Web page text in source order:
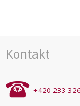
Kontakt
+420 233